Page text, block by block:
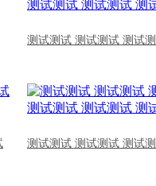
测试测试 测试测试 测试
测试测试 测试测试 测试